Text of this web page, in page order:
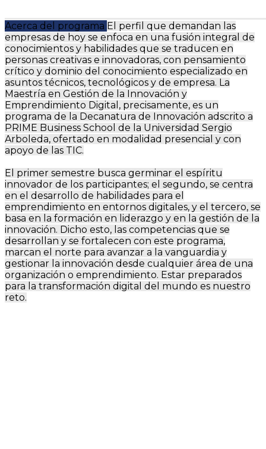
Acerca del programa El perfil que demandan las
empresas de hoy se enfoca en una fusión integral de
conocimientos y habilidades que se traducen en
personas creativas e innovadoras, con pensamiento
crítico y dominio del conocimiento especializado en
asuntos técnicos, tecnológicos y de empresa. La
Maestría en Gestión de la Innovación y
Emprendimiento Digital, precisamente, es un
programa de la Decanatura de Innovación adscrito a
PRIME Business School de la Universidad Sergio
Arboleda, ofertado en modalidad presencial y con
apoyo de las TIC.
El primer semestre busca germinar el espíritu
innovador de los participantes; el segundo, se centra
en el desarrollo de habilidades para el
emprendimiento en entornos digitales, y el tercero, se
basa en la formación en liderazgo y en la gestión de la
innovación. Dicho esto, las competencias que se
desarrollan y se fortalecen con este programa,
marcan el norte para avanzar a la vanguardia y
gestionar la innovación desde cualquier área de una
organización o emprendimiento. Estar preparados
para la transformación digital del mundo es nuestro
reto.